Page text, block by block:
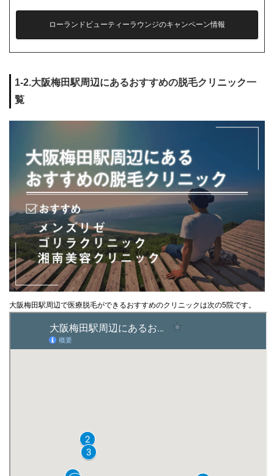
ローランドビューティーラウンジのキャンペーン情報
1-2.大阪梅田駅周辺にあるおすすめの脱毛クリニック一
覧
大阪梅田駅周辺で医療脱毛ができるおすすめのクリニックは次の5院です。